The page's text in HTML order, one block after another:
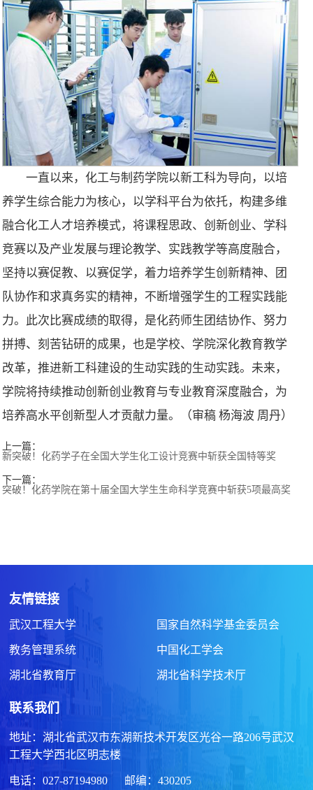
一直以来，化工与制药学院以新工科为导向，以培
养学生综合能力为核心，以学科平台为依托，构建多维
融合化工人才培养模式，将课程思政、创新创业、学科
竞赛以及产业发展与理论教学、实践教学等高度融合，
坚持以赛促教、以赛促学，着力培养学生创新精神、团
队协作和求真务实的精神，不断增强学生的工程实践能
力。此次比赛成绩的取得，是化药师生团结协作、努力
拼搏、刻苦钻研的成果，也是学校、学院深化教育教学
改革，推进新工科建设的生动实践的生动实践。未来，
学院将持续推动创新创业教育与专业教育深度融合，为
培养高水平创新型人才贡献力量。（审稿 杨海波 周丹）
上一篇：
新突破！化药学子在全国大学生化工设计竞赛中斩获全国特等奖
下一篇：
突破！化药学院在第十届全国大学生生命科学竞赛中斩获5项最高奖
友情链接
武汉工程大学 国家自然科学基金委员会
教务管理系统 中国化工学会
湖北省教育厅 湖北省科学技术厅
联系我们
地址：湖北省武汉市东湖新技术开发区光谷一路206号武汉
工程大学西北区明志楼
电话：027-87194980 邮编：430205